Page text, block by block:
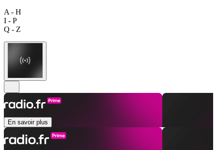
A - H
I - P
Q - Z
En savoir plus